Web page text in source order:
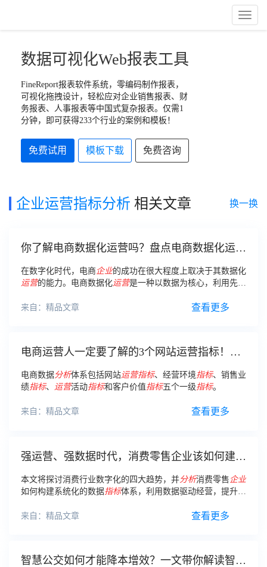
Toggle
数据可视化Web报表工具
FineReport报表软件系统，零编码制作报表，
可视化拖拽设计，轻松应对企业销售报表、财
务报表、人事报表等中国式复杂报表。仅需1
分钟，即可获得233个行业的案例和模板！
免费试用 模板下载 免费咨询
企业运营指标分析 相关文章 换一换
你了解电商数据化运营吗？盘点电商数据化运营
的三类重点指标！
在数字化时代，电商企业的成功在很大程度上取决于其数据化
运营的能力。电商数据化运营是一种以数据为核心，利用先进
来自：精品文章
查看更多
电商运营人一定要了解的3个网站运营指标！用
它拿捏电商数据分析
电商数据分析体系包括网站运营指标、经营环境指标、销售业
绩指标、 运营活动指标和客户价值指标五个一级指标。
来自：精品文章 查看更多
强运营、强数据时代，消费零售企业该如何建设
本文将探讨消费行业数字化的四大趋势，并分析消费零售 企业
如何构建系统化的数据指标体系，利用数据驱动经营，提升竞
来自：精品文章
查看更多
智慧公交如何才能降本增效？一文带你解读智慧